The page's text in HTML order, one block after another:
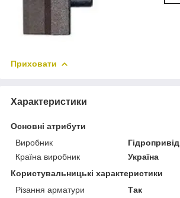
Приховати
Характеристики
Основні атрибути
Виробник
Гідропривід
Країна виробник
Україна
Користувальницькі характеристики
Різання арматури
Так